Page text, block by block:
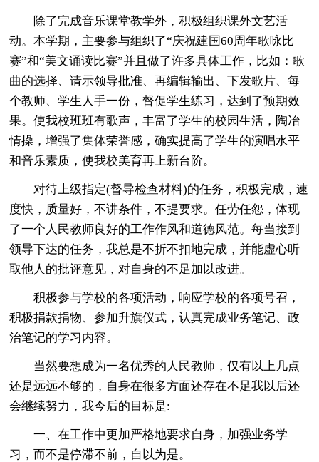
除了完成音乐课堂教学外，积极组织课外文艺活
动。本学期，主要参与组织了“庆祝建国60周年歌咏比
赛”和“美文诵读比赛”并且做了许多具体工作，比如：歌
曲的选择、请示领导批准、再编辑输出、下发歌片、每
个教师、学生人手一份，督促学生练习，达到了预期效
果。使我校班班有歌声，丰富了学生的校园生活，陶冶
情操，增强了集体荣誉感，确实提高了学生的演唱水平
和音乐素质，使我校美育再上新台阶。
对待上级指定(督导检查材料)的任务，积极完成，速
度快，质量好，不讲条件，不提要求。任劳任怨，体现
了一个人民教师良好的工作作风和道德风范。每当接到
领导下达的任务，我总是不折不扣地完成，并能虚心听
取他人的批评意见，对自身的不足加以改进。
积极参与学校的各项活动，响应学校的各项号召，
积极捐款捐物、参加升旗仪式，认真完成业务笔记、政
治笔记的学习内容。
当然要想成为一名优秀的人民教师，仅有以上几点
还是远远不够的，自身在很多方面还存在不足我以后还
会继续努力，我今后的目标是:
一、在工作中更加严格地要求自身，加强业务学
习，而不是停滞不前，自以为是。